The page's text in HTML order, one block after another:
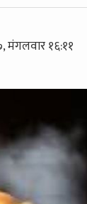
मंगलवार १६:११